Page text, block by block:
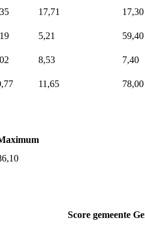
17,71 17,30
5,21 59,40
8,53 7,40
11,65 78,00
Score gemeente